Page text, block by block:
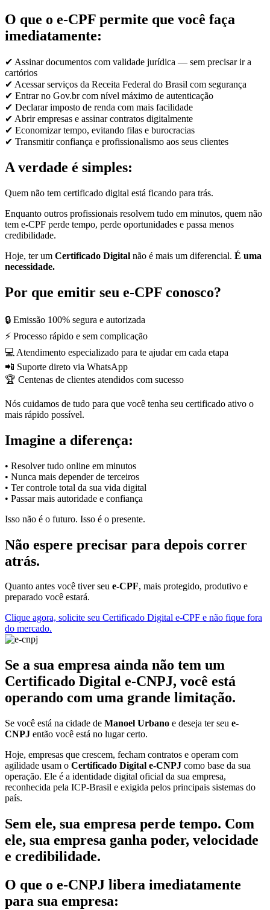
O que o e-CPF permite que você faça
imediatamente:
✔ Assinar documentos com validade jurídica — sem precisar ir a
cartórios
✔ Acessar serviços da Receita Federal do Brasil com segurança
✔ Entrar no Gov.br com nível máximo de autenticação
✔ Declarar imposto de renda com mais facilidade
✔ Abrir empresas e assinar contratos digitalmente
✔ Economizar tempo, evitando filas e burocracias
✔ Transmitir confiança e profissionalismo aos seus clientes
A verdade é simples:
Quem não tem certificado digital está ficando para trás.
Enquanto outros profissionais resolvem tudo em minutos, quem não
tem e-CPF perde tempo, perde oportunidades e passa menos
credibilidade.
Hoje, ter um Certificado Digital não é mais um diferencial. É uma
necessidade.
Por que emitir seu e-CPF conosco?
🔒 Emissão 100% segura e autorizada
⚡ Processo rápido e sem complicação
💻 Atendimento especializado para te ajudar em cada etapa
📲 Suporte direto via WhatsApp
🏆 Centenas de clientes atendidos com sucesso
Nós cuidamos de tudo para que você tenha seu certificado ativo o
mais rápido possível.
Imagine a diferença:
• Resolver tudo online em minutos
• Nunca mais depender de terceiros
• Ter controle total da sua vida digital
• Passar mais autoridade e confiança
Isso não é o futuro. Isso é o presente.
Não espere precisar para depois correr
atrás.
Quanto antes você tiver seu e-CPF, mais protegido, produtivo e
preparado você estará.
Clique agora, solicite seu Certificado Digital e-CPF e não fique fora
do mercado.
Se a sua empresa ainda não tem um
Certificado Digital e-CNPJ, você está
operando com uma grande limitação.
Se você está na cidade de Manoel Urbano e deseja ter seu e-
CNPJ então você está no lugar certo.
Hoje, empresas que crescem, fecham contratos e operam com
agilidade usam o Certificado Digital e-CNPJ como base da sua
operação. Ele é a identidade digital oficial da sua empresa,
reconhecida pela ICP-Brasil e exigida pelos principais sistemas do
país.
Sem ele, sua empresa perde tempo. Com
ele, sua empresa ganha poder, velocidade
e credibilidade.
O que o e-CNPJ libera imediatamente
para sua empresa: